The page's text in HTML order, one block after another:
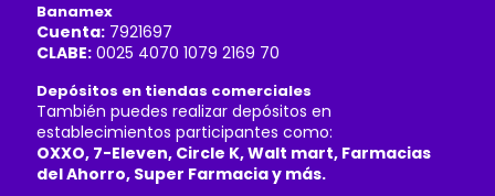
Banamex
Cuenta: 7921697
CLABE: 0025 4070 1079 2169 70
Depósitos en tiendas comerciales
También puedes realizar depósitos en
establecimientos participantes como:
OXXO, 7-Eleven, Circle K, Walt mart, Farmacias
del Ahorro, Super Farmacia y más.